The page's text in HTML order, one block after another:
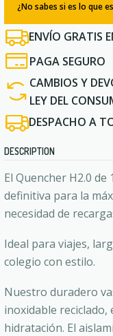
¿No sabes si es lo que
ENVÍO GRATIS
PAGA SEGURO
CAMBIOS Y
LEY DEL
DESPACHO A
DESCRIPTION
El Quencher H2.0 de
definitiva para la
necesidad de
Ideal para viajes,
colegio con estilo.
Nuestro duradero
inoxidable reciclado,
hidratación. El